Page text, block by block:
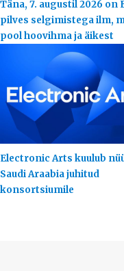
Täna, 7. augustil 2026 on
pilves selgimistega ilm,
pool hoovihma ja äikest
Electronic Arts kuulub
Saudi Araabia juhitud
konsortsiumile